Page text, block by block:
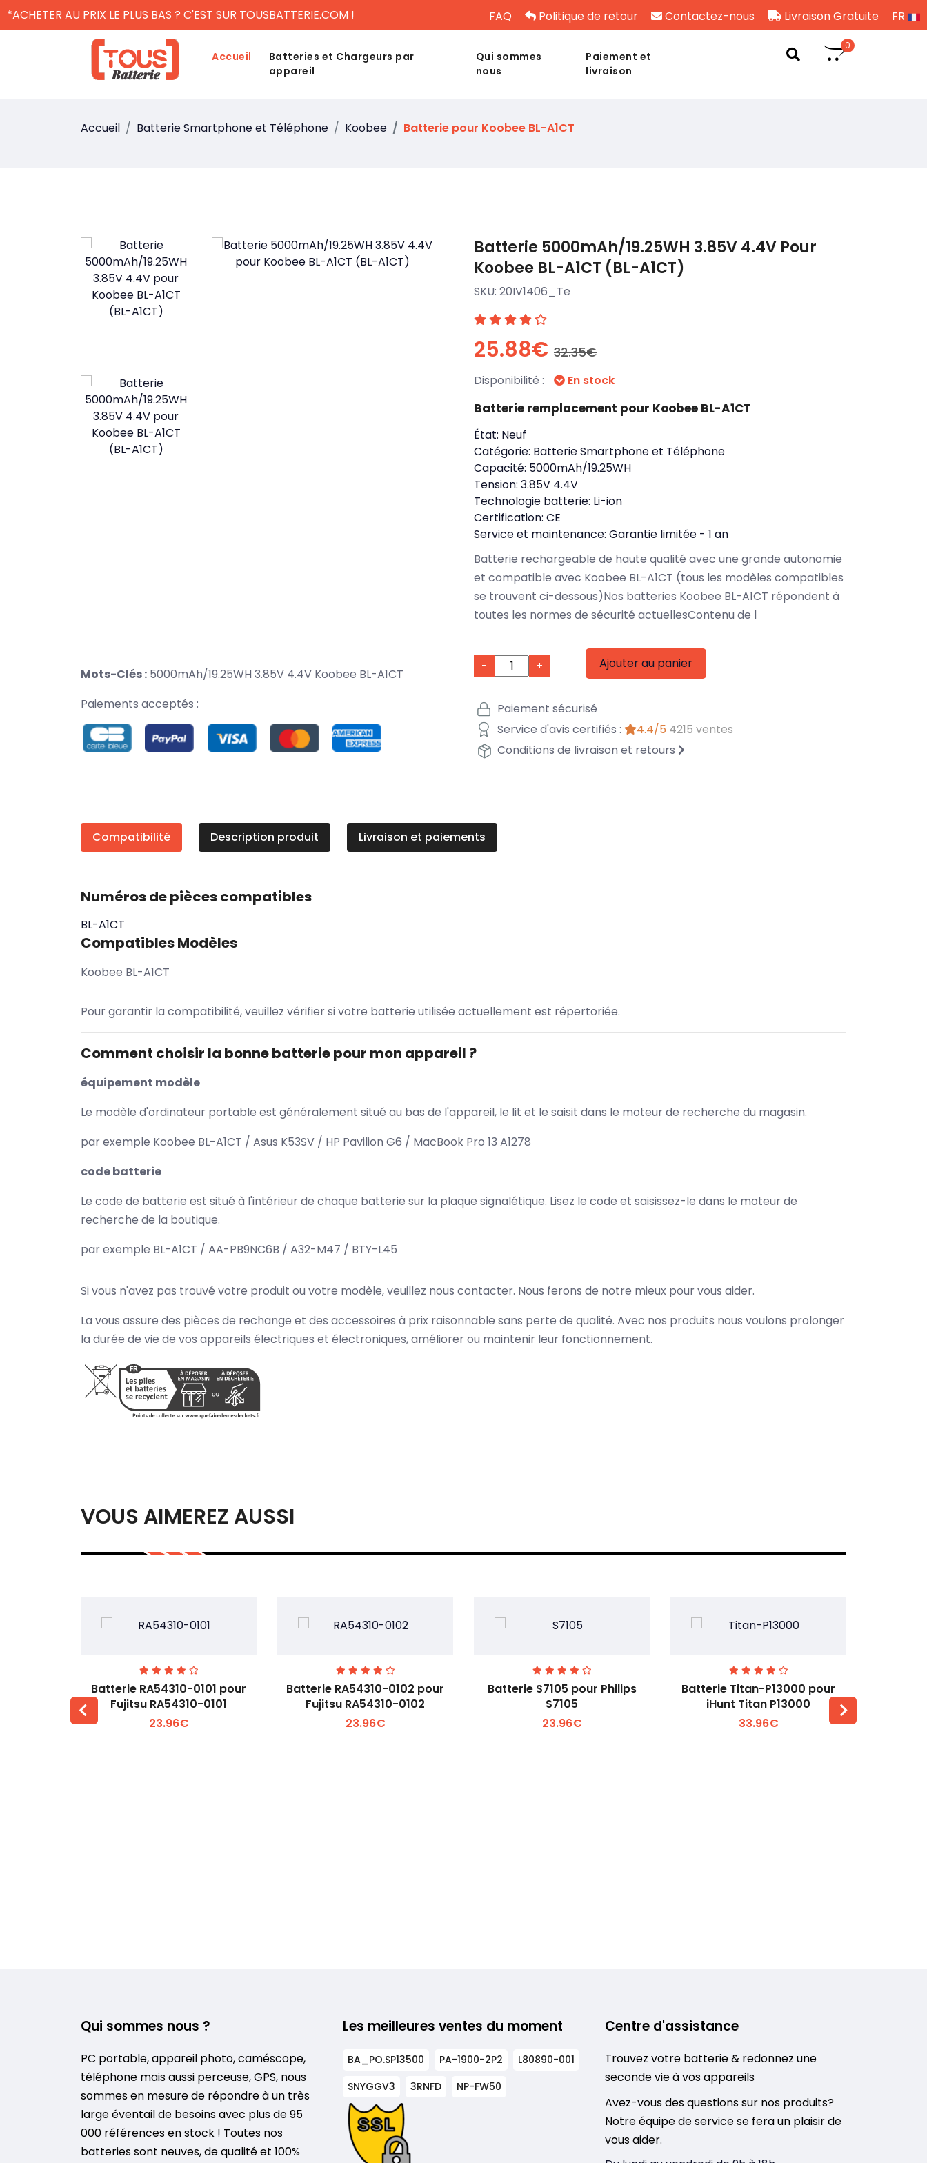
*ACHETER AU PRIX LE PLUS BAS ? C'EST SUR TOUSBATTERIE.COM ! FAQ Politique de retour Contactez-nous Livraison Gratuite FR
Accueil
Batteries et Chargeurs par
appareil
Qui sommes
nous
Paiement et
livraison
0
Accueil Batterie Smartphone et Téléphone Koobee Batterie pour Koobee BL-A1CT
Mots-Clés : 5000mAh/19.25WH 3.85V 4.4V Koobee BL-A1CT
Paiements acceptés :
Batterie 5000mAh/19.25WH 3.85V 4.4V Pour
Koobee BL-A1CT (BL-A1CT)
SKU: 20IV1406_Te
25.88€ 32.35€
Disponibilité : En stock
Batterie remplacement pour Koobee BL-A1CT
État: Neuf
Catégorie: Batterie Smartphone et Téléphone
Capacité: 5000mAh/19.25WH
Tension: 3.85V 4.4V
Technologie batterie: Li-ion
Certification: CE
Service et maintenance: Garantie limitée - 1 an
Batterie rechargeable de haute qualité avec une grande autonomie
et compatible avec Koobee BL-A1CT (tous les modèles compatibles
se trouvent ci-dessous)Nos batteries Koobee BL-A1CT répondent à
toutes les normes de sécurité actuellesContenu de l
- + Ajouter au panier
Paiement sécurisé
Service d'avis certifiés :
4.4/5 4215 ventes
Conditions de livraison et retours
Compatibilité Description produit Livraison et paiements
Numéros de pièces compatibles
BL-A1CT
Compatibles Modèles
Koobee BL-A1CT
Pour garantir la compatibilité, veuillez vérifier si votre batterie utilisée actuellement est répertoriée.
Comment choisir la bonne batterie pour mon appareil ?
équipement modèle
Le modèle d'ordinateur portable est généralement situé au bas de l'appareil, le lit et le saisit dans le moteur de recherche du magasin.
par exemple Koobee BL-A1CT / Asus K53SV / HP Pavilion G6 / MacBook Pro 13 A1278
code batterie
Le code de batterie est situé à l'intérieur de chaque batterie sur la plaque signalétique. Lisez le code et saisissez-le dans le moteur de
recherche de la boutique.
par exemple BL-A1CT / AA-PB9NC6B / A32-M47 / BTY-L45
Si vous n'avez pas trouvé votre produit ou votre modèle, veuillez nous contacter. Nous ferons de notre mieux pour vous aider.
La vous assure des pièces de rechange et des accessoires à prix raisonnable sans perte de qualité. Avec nos produits nous voulons prolonger
la durée de vie de vos appareils électriques et électroniques, améliorer ou maintenir leur fonctionnement.
VOUS AIMEREZ AUSSI
Voir plus +
Batterie RA54310-0101 pour
Fujitsu RA54310-0101
23.96€
Voir plus +
Batterie RA54310-0102 pour
Fujitsu RA54310-0102
23.96€
Voir plus +
Batterie S7105 pour Philips
S7105
23.96€
Voir plus +
Batterie Titan-P13000 pour
iHunt Titan P13000
33.96€
Qui sommes nous ?
PC portable, appareil photo, caméscope,
téléphone mais aussi perceuse, GPS, nous
sommes en mesure de répondre à un très
large éventail de besoins avec plus de 95
000 références en stock ! Toutes nos
batteries sont neuves, de qualité et 100%
Les meilleures ventes du moment
BA_PO.SP13500 PA-1900-2P2
L80890-001
SNYGGV3
3RNFD NP-FW50
Centre d'assistance
Trouvez votre batterie & redonnez une
seconde vie à vos appareils
Avez-vous des questions sur nos produits?
Notre équipe de service se fera un plaisir de
vous aider.